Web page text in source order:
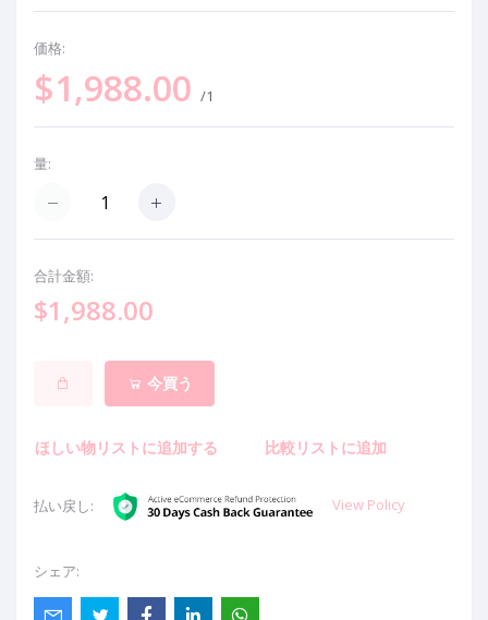
価格:
$1,988.00 /1
量:
合計金額:
$1,988.00
今買う
ほしい物リストに追加する 比較リストに追加
払い戻し: View Policy
シェア: